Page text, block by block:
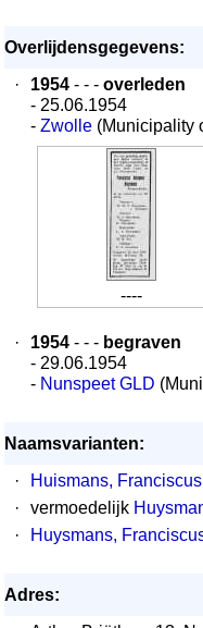
Overlijdensgegevens:
·
1954 - - - overleden
- 25.06.1954
- Zwolle (Municipality
----
· 1954 - - - begraven
- 29.06.1954
- Nunspeet GLD
Naamsvarianten:
·
Huismans,
·
vermoedelijk
·
Huysmans,
Adres: